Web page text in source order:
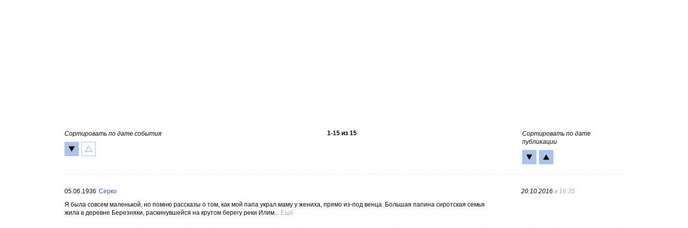
Сортировать по дате события 1-15 из 15
Сортировать по дате
публикации
05.06.1936 Серко
Я была совсем маленькой, но помню рассказы о том, как мой папа украл маму у жениха, прямо из-под венца. Большая папина сиротская семья
жила в деревне Березняки, раскинувшейся на крутом берегу реки Илим... Ещё
20.10.2016 в 16:35